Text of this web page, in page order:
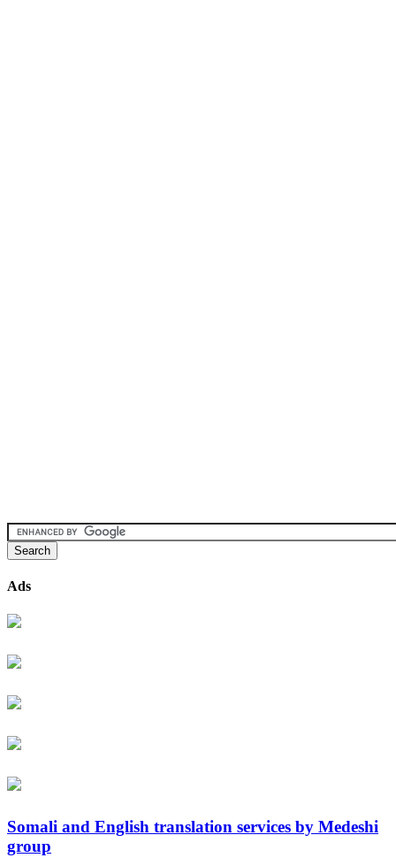
Ads
Somali and English translation services by Medeshi
group